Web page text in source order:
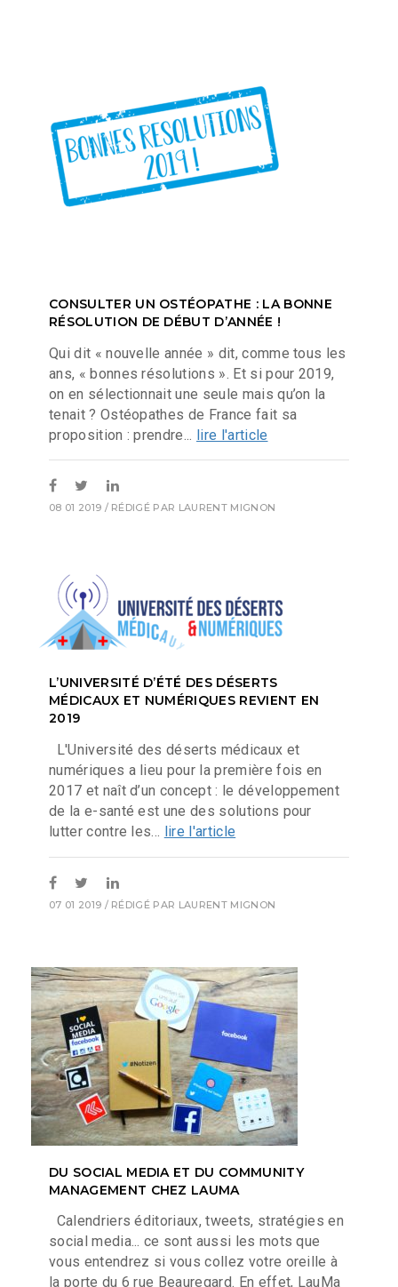
CONSULTER UN OSTÉOPATHE : LA BONNE
RÉSOLUTION DE DÉBUT D’ANNÉE !
Qui dit « nouvelle année » dit, comme tous les
ans, « bonnes résolutions ». Et si pour 2019,
on en sélectionnait une seule mais qu’on la
tenait ? Ostéopathes de France fait sa
proposition : prendre... lire l'article
08 01 2019 / RÉDIGÉ PAR LAURENT MIGNON
L’UNIVERSITÉ D’ÉTÉ DES DÉSERTS
MÉDICAUX ET NUMÉRIQUES REVIENT EN
2019
L'Université des déserts médicaux et
numériques a lieu pour la première fois en
2017 et naît d’un concept : le développement
de la e-santé est une des solutions pour
lutter contre les... lire l'article
07 01 2019 / RÉDIGÉ PAR LAURENT MIGNON
DU SOCIAL MEDIA ET DU COMMUNITY
MANAGEMENT CHEZ LAUMA
Calendriers éditoriaux, tweets, stratégies en
social media... ce sont aussi les mots que
vous entendrez si vous collez votre oreille à
la porte du 6 rue Beauregard. En effet, LauMa